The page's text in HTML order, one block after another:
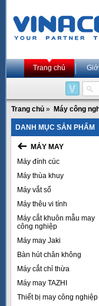
Trang chủ
Trang chủ » Máy công
DANH MỤC SẢN PHẨM
MÁY MAY
Máy đính cúc
Máy thùa khuy
Máy vắt sổ
Máy thêu vi tính
Máy cắt khuôn mẫu may
công nghiệp
Máy may Jaki
Bàn hút chân không
Máy cắt chỉ thừa
Máy may TAZHI
Thiết bị may công nghiệp